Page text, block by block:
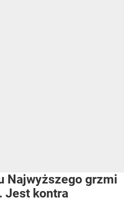
Najwyższego grzmi
Jest kontra